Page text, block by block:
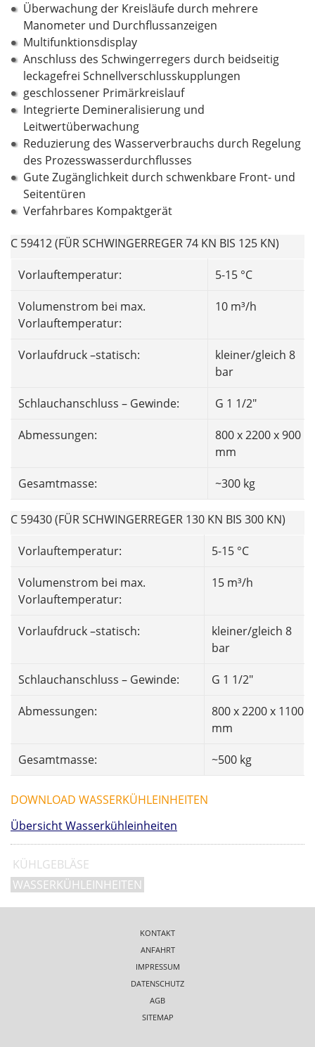
Überwachung der Kreisläufe durch mehrere
Manometer und Durchflussanzeigen
Multifunktionsdisplay
Anschluss des Schwingerregers durch beidseitig
leckagefrei Schnellverschlusskupplungen
geschlossener Primärkreislauf
Integrierte Demineralisierung und
Leitwertüberwachung
Reduzierung des Wasserverbrauchs durch Regelung
des Prozesswasserdurchflusses
Gute Zugänglichkeit durch schwenkbare Front- und
Seitentüren
Verfahrbares Kompaktgerät
C 59412 (FÜR SCHWINGERREGER 74 KN BIS 125 KN)
Vorlauftemperatur: 5-15 °C
Volumenstrom bei max.
Vorlauftemperatur:
10 m³/h
Vorlaufdruck –statisch:
kleiner/gleich 8
bar
Schlauchanschluss – Gewinde: G 1 1/2"
Abmessungen:
800 x 2200 x 900
mm
Gesamtmasse: ~300 kg
C 59430 (FÜR SCHWINGERREGER 130 KN BIS 300 KN)
Vorlauftemperatur: 5-15 °C
Volumenstrom bei max.
Vorlauftemperatur:
15 m³/h
Vorlaufdruck –statisch:
kleiner/gleich 8
bar
Schlauchanschluss – Gewinde: G 1 1/2"
Abmessungen:
800 x 2200 x 1100
mm
Gesamtmasse: ~500 kg
DOWNLOAD WASSERKÜHLEINHEITEN
Übersicht Wasserkühleinheiten
KÜHLGEBLÄSE
WASSERKÜHLEINHEITEN
KONTAKT
ANFAHRT
IMPRESSUM
DATENSCHUTZ
AGB
SITEMAP